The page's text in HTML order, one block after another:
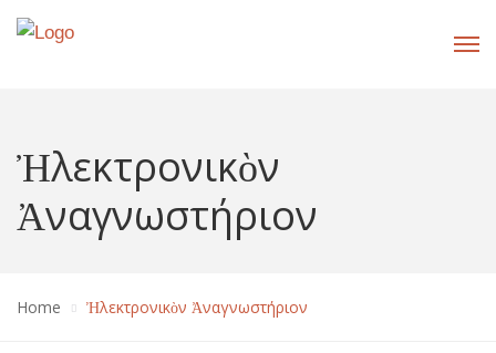
Ἠλεκτρονικὸν
Ἀναγνωστήριον
Home Ἠλεκτρονικὸν Ἀναγνωστήριον